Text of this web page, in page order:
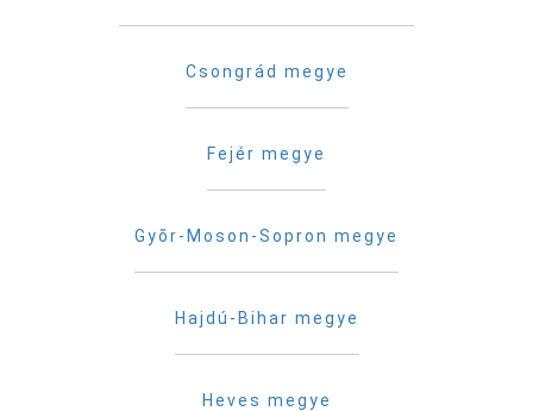
Csongrád megye
Fejér megye
Gyõr-Moson-Sopron megye
Hajdú-Bihar megye
Heves megye